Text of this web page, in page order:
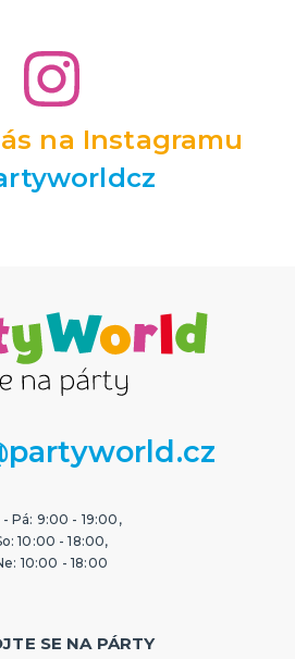
na Instagramu
- Pá: 9:00 - 19:00,
10:00 - 18:00,
10:00 - 18:00
SE NA PÁRTY